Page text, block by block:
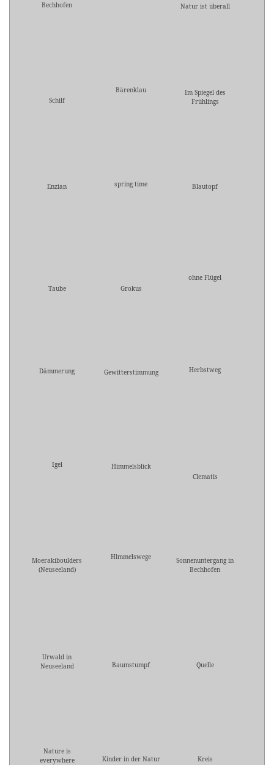
Bechhofen
Natur ist überall
Schilf
Bärenklau
Im Spiegel des
Frühlings
Enzian spring time Blautopf
Taube Grokus
ohne Flügel
Dämmerung Gewitterstimmung Herbstweg
Igel
Himmelsblick
Clematis
Moerakiboulders
(Neuseeland)
Himmelswege
Sonnenuntergang in
Bechhofen
Urwald in
Neuseeland
Baumstumpf Quelle
Nature is
everywhere
Kinder in der Natur Kreis